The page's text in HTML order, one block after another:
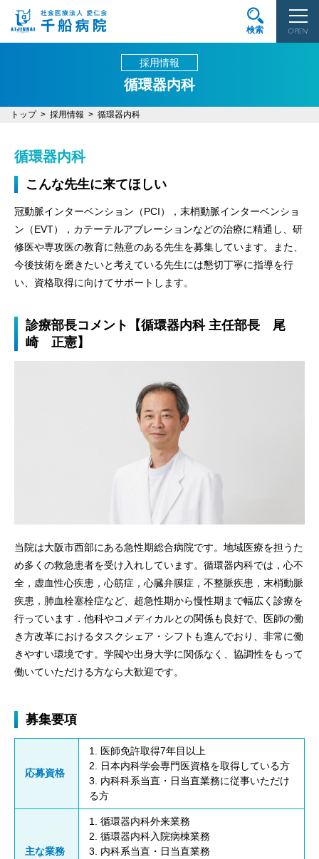
OPEN
検索
採用情報
循環器内科
トップ 採用情報 循環器内科
循環器内科
こんな先生に来てほしい
冠動脈インターベンション（PCI），末梢動脈インターベンショ
ン（EVT），カテーテルアブレーションなどの治療に精通し、研
修医や専攻医の教育に熱意のある先生を募集しています。また、
今後技術を磨きたいと考えている先生には懇切丁寧に指導を行
い、資格取得に向けてサポートします。
診療部長コメント【循環器内科 主任部長 尾
崎 正憲】
当院は大阪市西部にある急性期総合病院です。地域医療を担うた
め多くの救急患者を受け入れしています。循環器内科では，心不
全，虚血性心疾患，心筋症，心臓弁膜症，不整脈疾患，末梢動脈
疾患，肺血栓塞栓症など、超急性期から慢性期まで幅広く診療を
行っています．他科やコメディカルとの関係も良好で、医師の働
き方改革におけるタスクシェア・シフトも進んでおり、非常に働
きやすい環境です。学閥や出身大学に関係なく、協調性をもって
働いていただける方なら大歓迎です。
募集要項
応募資格
1. 医師免許取得7年目以上
2. 日本内科学会専門医資格を取得している方
3. 内科科系当直・日当直業務に従事いただけ
る方
主な業務
1. 循環器内科外来業務
2. 循環器内科入院病棟業務
3. 内科系当直・日当直業務